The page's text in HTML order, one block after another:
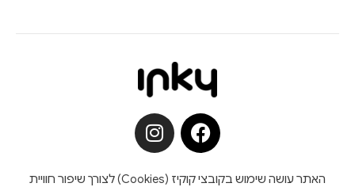
האתר עושה שימוש בקובצי קוקיז (Cookies) לצורך שיפור חוויית